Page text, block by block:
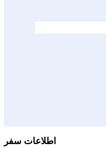
اطلاعات سفر